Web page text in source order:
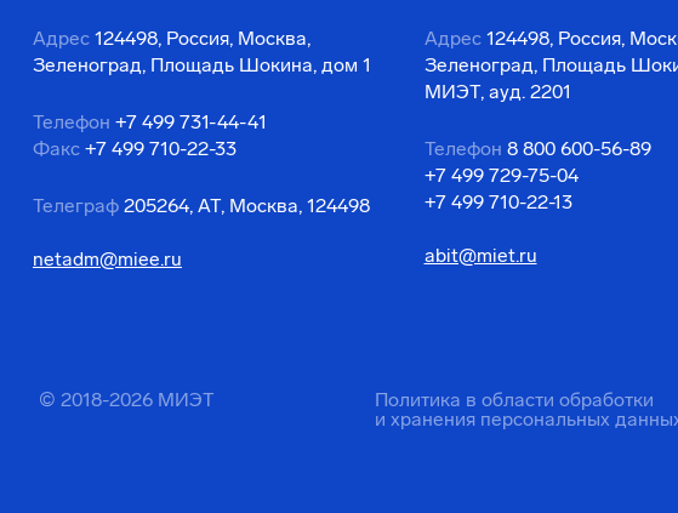
Адрес 124498, Россия, Москва,
Зеленоград, Площадь Шокина, дом 1
Телефон +7 499 731-44-41
Факс +7 499 710-22-33
Телеграф 205264, АТ, Москва, 124498
netadm@miee.ru
Адрес 124498, Россия,
Зеленоград, Площадь
МИЭТ, ауд. 2201
Телефон 8 800 600-56-89
+7 499 729-75-04
+7 499 710-22-13
abit@miet.ru
© 2018-2026 МИЭТ
Политика в области обработки
и хранения персональных